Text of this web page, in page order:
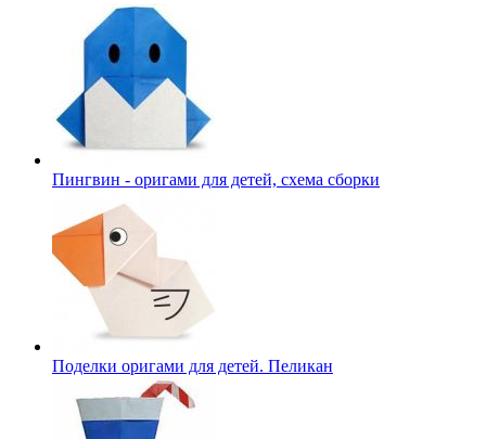
Пингвин - оригами для детей, схема сборки
Поделки оригами для детей. Пеликан